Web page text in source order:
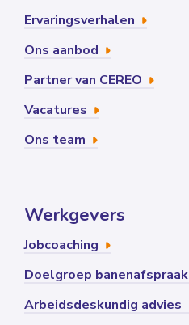
Ervaringsverhalen
Ons aanbod
Partner van CEREO
Vacatures
Ons team
Werkgevers
Jobcoaching
Doelgroep banenafspraak
Arbeidsdeskundig advies